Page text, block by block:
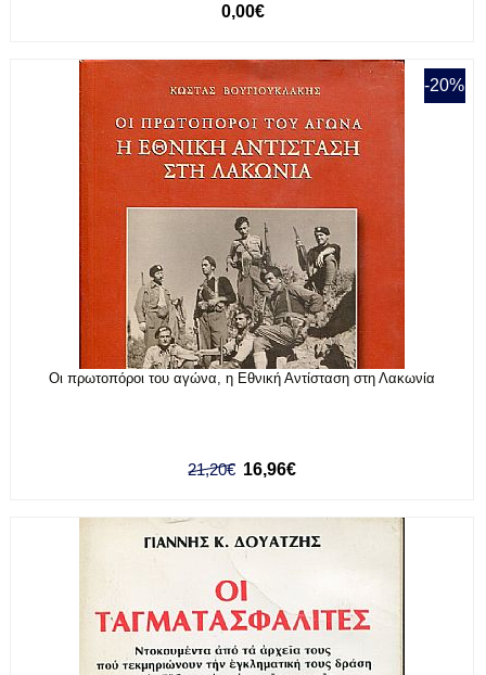
0,00€
-20%
Οι πρωτοπόροι του αγώνα, η Εθνική Αντίσταση στη Λακωνία
21,20€ 16,96€